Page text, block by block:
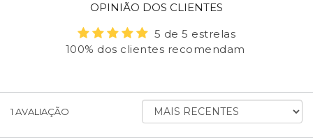
OPINIÃO DOS CLIENTES
5 de 5 estrelas
100% dos clientes recomendam
1 AVALIAÇÃO
ORDENAR
AVALIAÇÕES